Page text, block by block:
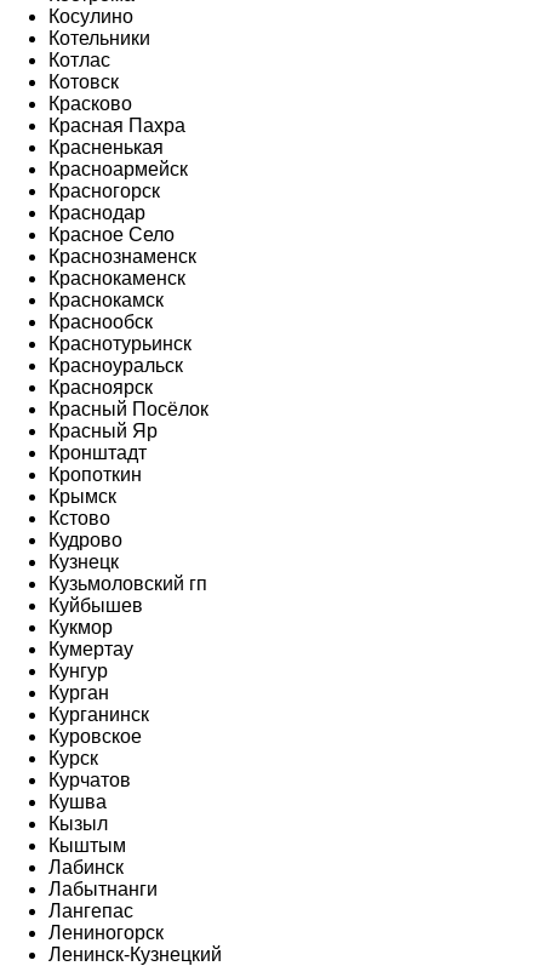
Косулино
Котельники
Котлас
Котовск
Красково
Красная Пахра
Красненькая
Красноармейск
Красногорск
Краснодар
Красное Село
Краснознаменск
Краснокаменск
Краснокамск
Краснообск
Краснотурьинск
Красноуральск
Красноярск
Красный Посёлок
Красный Яр
Кронштадт
Кропоткин
Крымск
Кстово
Кудрово
Кузнецк
Кузьмоловский гп
Куйбышев
Кукмор
Кумертау
Кунгур
Курган
Курганинск
Куровское
Курск
Курчатов
Кушва
Кызыл
Кыштым
Лабинск
Лабытнанги
Лангепас
Лениногорск
Ленинск-Кузнецкий